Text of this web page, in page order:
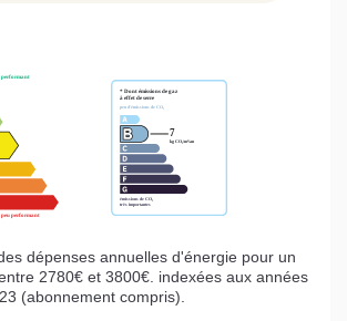
dépenses annuelles d'énergie pour un
2780€ et 3800€. indexées aux années
(abonnement compris).